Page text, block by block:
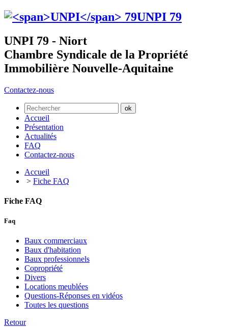
UNPI 79
UNPI 79 - Niort
Chambre Syndicale de la Propriété
Immobilière Nouvelle-Aquitaine
Contactez-nous
Accueil
Présentation
Actualités
FAQ
Contactez-nous
Accueil
> Fiche FAQ
Fiche FAQ
Faq
Baux commerciaux
Baux d'habitation
Baux professionnels
Copropriété
Divers
Locations meublées
Questions-Réponses en vidéos
Toutes les questions
Retour